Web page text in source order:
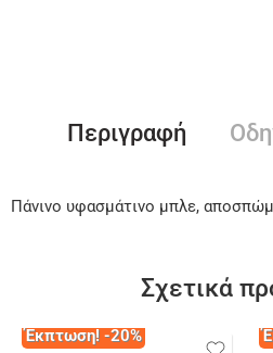
Περιγραφή
Πάνινο υφασμάτινο μπλε,
Σχετικά
Έκπτωση! -20%